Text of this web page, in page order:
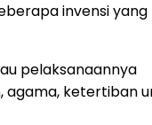
invensi
pelaksanaannya
ketertiban